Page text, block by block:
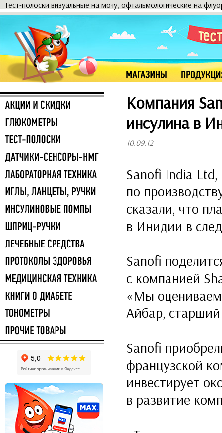
Тест-полоски визуальные на мочу, офтальмологические на
Компания
инсулина в
10.09.12
Sanofi India
по
сказали, что
в Инидии в
Sanofi
с компанией
«Мы оцениваем
Айбар,
Sanofi
французской
инвестирует
в развитие